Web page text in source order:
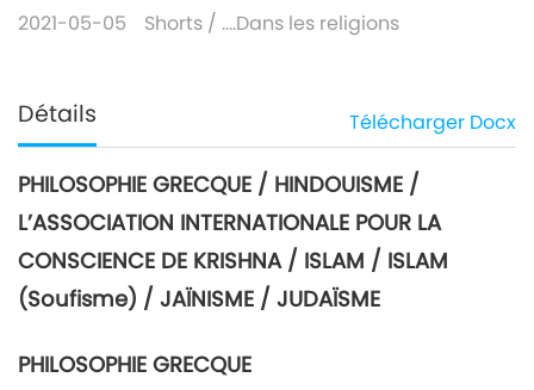
2021-05-05 Shorts / ….Dans les religions
Détails Télécharger Docx
PHILOSOPHIE GRECQUE / HINDOUISME /
L’ASSOCIATION INTERNATIONALE POUR LA
CONSCIENCE DE KRISHNA / ISLAM / ISLAM
(Soufisme) / JAÏNISME / JUDAÏSME
PHILOSOPHIE GRECQUE